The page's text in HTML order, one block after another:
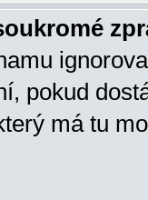
pokud
má tu